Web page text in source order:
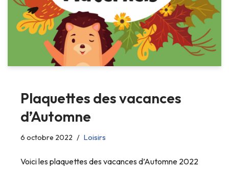
Plaquettes des vacances
d’Automne
6 octobre 2022 Loisirs
Voici les plaquettes des vacances d’Automne 2022